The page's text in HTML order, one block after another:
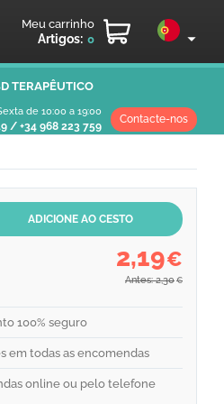
Meu carrinho
Artigos: 0
TERAPÊUTICO
de 10:00 a 19:00
/ +34 968 223 759
Contacte-nos
2,19€
Antes: 2,30 €
100% seguro
em todas as encomendas
online ou pelo telefone